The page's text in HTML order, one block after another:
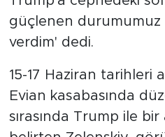
güçlenen durumumuz
verdim' dedi.
15-17 Haziran tarihleri
Evian kasabasında
sırasında Trump ile